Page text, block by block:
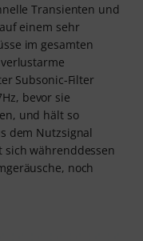
Transienten und
einem sehr
im gesamten
Subsonic-Filter
bevor sie
und hält so
dem Nutzsignal
währenddessen
noch